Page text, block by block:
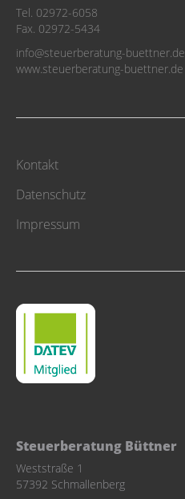
Tel. 02972-6058
Fax. 02972-5434
info@steuerberatung-buettner.de
www.steuerberatung-buettner.de
Kontakt
Datenschutz
Impressum
Steuerberatung Büttner
Weststraße 1
57392 Schmallenberg